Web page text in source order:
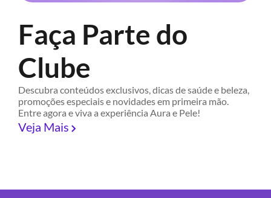
Faça Parte do
Clube
Descubra conteúdos exclusivos, dicas de saúde e beleza,
promoções especiais e novidades em primeira mão.
Entre agora e viva a experiência Aura e Pele!
Veja Mais